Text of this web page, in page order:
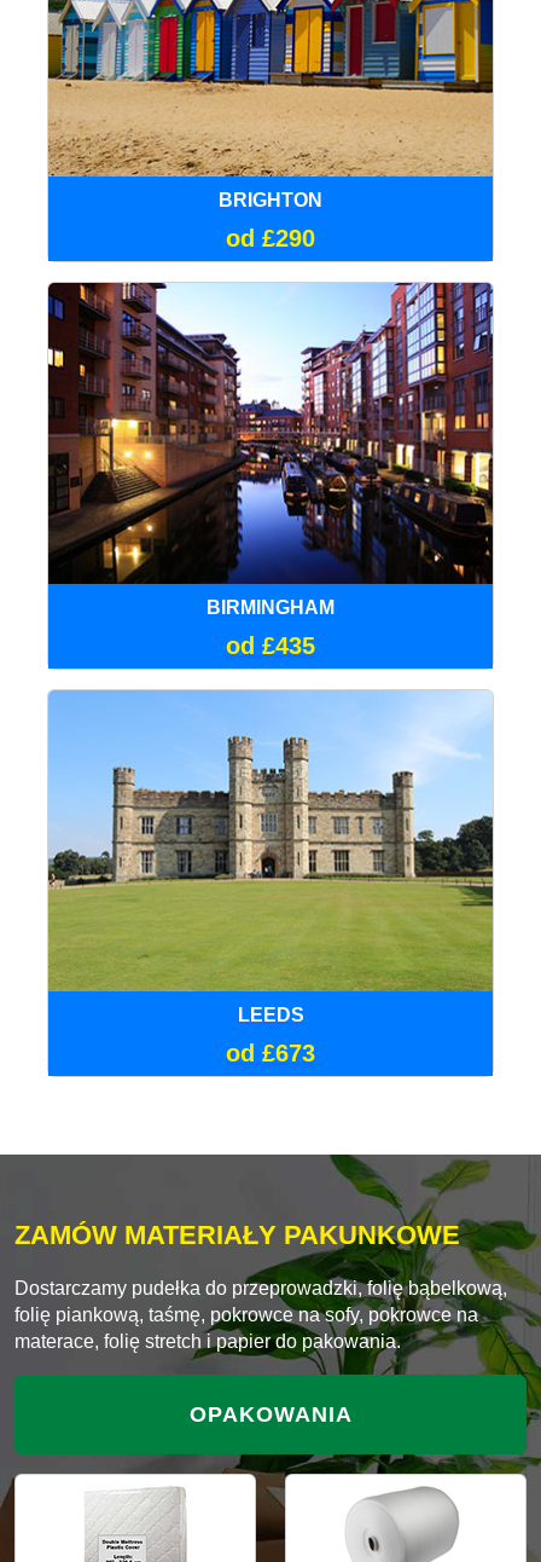
BRIGHTON
od £290
BIRMINGHAM
od £435
LEEDS
od £673
ZAMÓW MATERIAŁY PAKUNKOWE
Dostarczamy pudełka do przeprowadzki, folię bąbelkową,
folię piankową, taśmę, pokrowce na sofy, pokrowce na
materace, folię stretch i papier do pakowania.
OPAKOWANIA